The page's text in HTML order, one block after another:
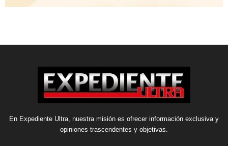
En Expediente Ultra, nuestra misión es ofrecer información exclusiva y
opiniones trascendentes y objetivas.